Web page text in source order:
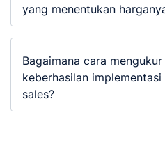
yang menentukan
Bagaimana cara mengukur
keberhasilan
sales?